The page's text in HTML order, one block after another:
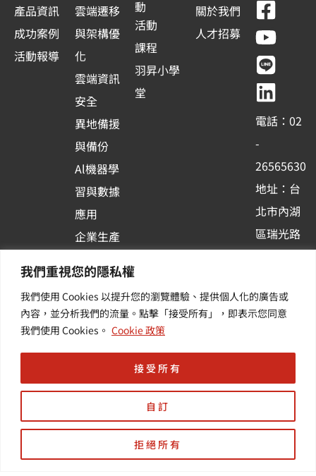
我們重視您的隱私權
我們使用 Cookies 以提升您的瀏覽體驗、提供個人化的廣告或
內容，並分析我們的流量。點擊「接受所有」，即表示您同意
我們使用 Cookies。 Cookie 政策
自訂
拒絕所有
接受所有
產品資訊
成功案例
活動報導
雲端遷移
與架構優
化
雲端資訊
安全
異地備援
與備份
Al機器學
習與數據
應用
企業生產
容器化平
台應用
其他／加
值服務
動
活動
課程
羽昇小學
堂
關於我們
人才招募
F
a
c
e
b
o
o
k
-
s
q
u
r
e
Y
o
u
t
u
b
e
L
i
n
e
L
i
n
k
e
d
i
n
電話：02
-
26565630
地址：台
北市內湖
區瑞光路
訂閱羽昇
新訊 | 提
產業資訊